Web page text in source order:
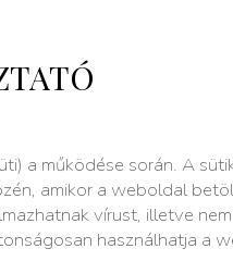
a működése során. A
amikor a weboldal
vírust, illetve
használhatja a